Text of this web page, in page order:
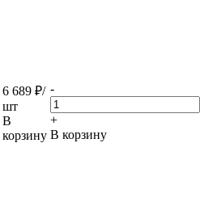
6 689 ₽/
шт
В
корзину
-
+
В корзину